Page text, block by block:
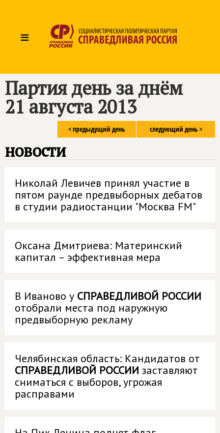
≡
Партия день за днём
21 августа 2013
следующий день >
< предыдущий день
новости
Николай Левичев принял участие в
пятом раунде предвыборных дебатов
в студии радиостанции "Москва FM"
Оксана Дмитриева: Материнский
капитал – эффективная мера
В Иваново у СПРАВЕДЛИВОЙ РОССИИ
отобрали места под наружную
предвыборную рекламу
Челябинская область: Кандидатов от
СПРАВЕДЛИВОЙ РОССИИ заставляют
сниматься с выборов, угрожая
расправами